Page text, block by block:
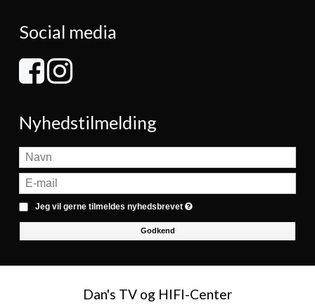
Social media
Nyhedstilmelding
Jeg vil gerne tilmeldes nyhedsbrevet
Godkend
Dan's TV og HIFI-Center